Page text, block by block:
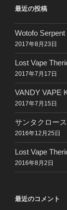
最近の投稿
Wotofo
2017年8月23日
Lost Vape
2017年7月17日
VANDY VAPE
2017年7月15日
サンタクロース
2016年12月25日
Lost Vape
2016年8月2日
最近のコメント